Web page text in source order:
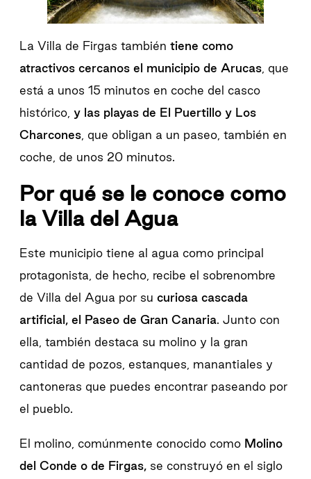
La Villa de Firgas también tiene como
atractivos cercanos el municipio de Arucas, que
está a unos 15 minutos en coche del casco
histórico, y las playas de El Puertillo y Los
Charcones, que obligan a un paseo, también en
coche, de unos 20 minutos.
Por qué se le conoce como
la Villa del Agua
Este municipio tiene al agua como principal
protagonista, de hecho, recibe el sobrenombre
de Villa del Agua por su curiosa cascada
artificial, el Paseo de Gran Canaria. Junto con
ella, también destaca su molino y la gran
cantidad de pozos, estanques, manantiales y
cantoneras que puedes encontrar paseando por
el pueblo.
El molino, comúnmente conocido comoMolino
del Conde o de Firgas,se construyó en el siglo